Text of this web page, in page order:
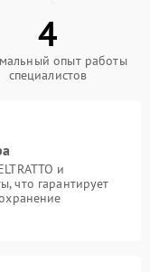
4
опыт работы
специалистов
и
что гарантирует